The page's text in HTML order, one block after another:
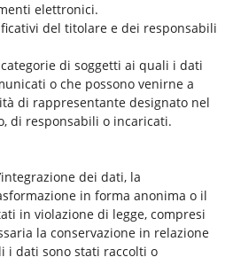
elettronici.
del titolare e dei responsabili
di soggetti ai quali i dati
o che possono venirne a
di rappresentante designato nel
di responsabili o incaricati.
dei dati, la
in forma anonima o il
in violazione di legge, compresi
la conservazione in relazione
i dati sono stati raccolti o